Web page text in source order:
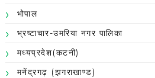
भोपाल
भ्रष्टाचार-उमरिया नगर पालिका
मध्यप्रदेश(कटनी)
मनेंद्रगढ़ (झगराखाण्ड)